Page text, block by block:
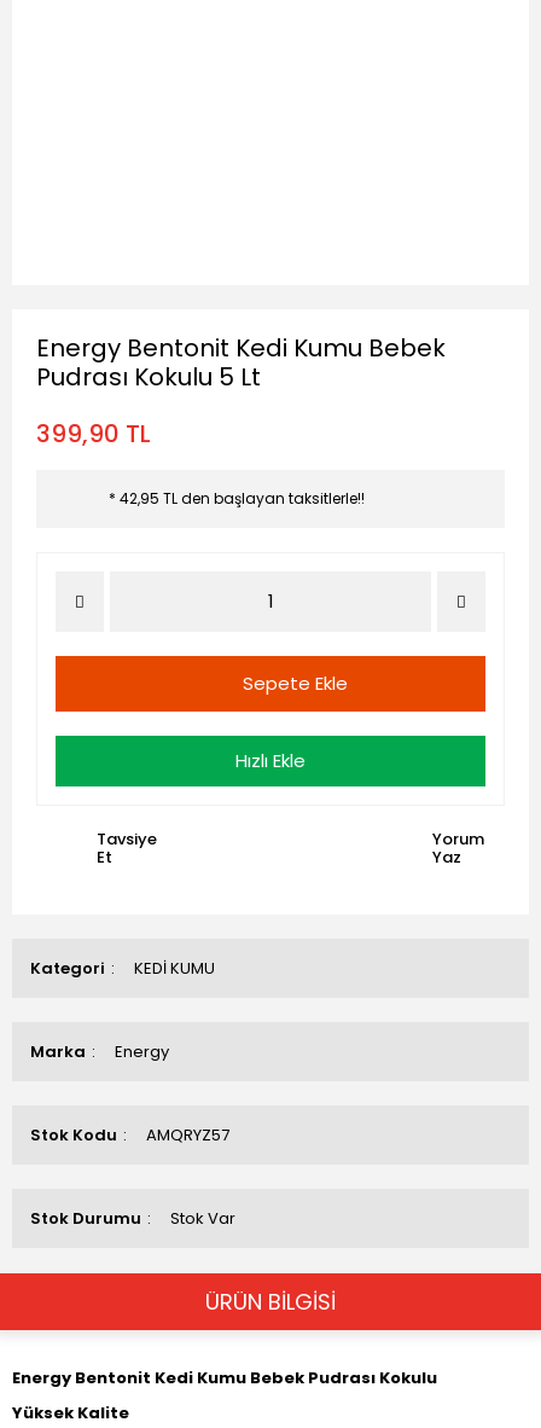
Kategori KEDİ KUMU
Marka Energy
Stok Kodu AMQRYZ57
Stok Durumu Stok Var
Energy Bentonit Kedi Kumu Bebek
Pudrası Kokulu 5 Lt
399,90 TL
* 42,95 TL den başlayan taksitlerle!!
Sepete Ekle
Hızlı Ekle
Tavsiye
Et
Yorum
Yaz
ÜRÜN BİLGİSİ
Energy Bentonit Kedi Kumu Bebek Pudrası Kokulu
Yüksek Kalite